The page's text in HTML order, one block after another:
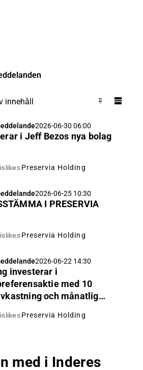
innehåll
2026-06-30 06:00
i Jeff Bezos nya bolag
Preservia Holding
2026-06-25 10:30
I PRESERVIA
Preservia Holding
2026-06-22 14:30
investerar i
med 10
och månatlig
Preservia Holding
med i Inderes